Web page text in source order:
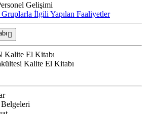
Gelişimi
Gruplarla İlgili Yapılan Faaliyetler
Kalite El Kitabı
Kalite El Kitabı